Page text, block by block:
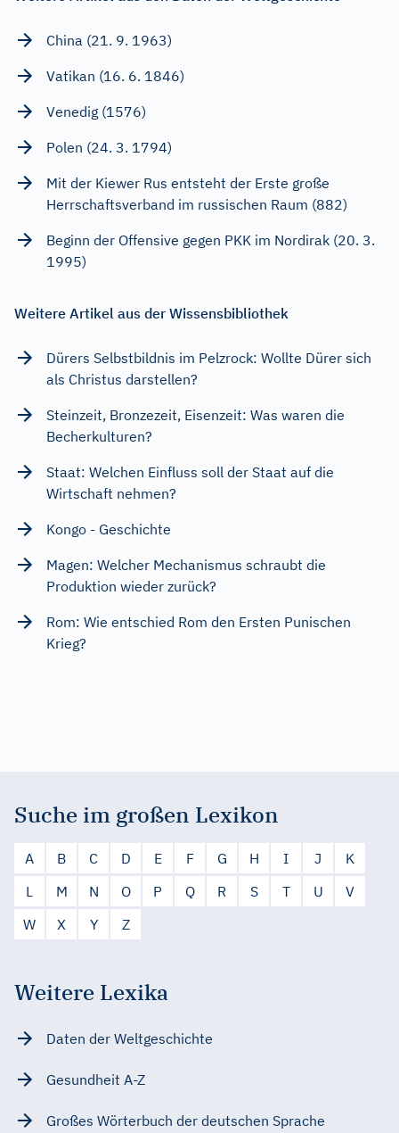
China (21. 9. 1963)
Vatikan (16. 6. 1846)
Venedig (1576)
Polen (24. 3. 1794)
Mit der Kiewer Rus entsteht der Erste große
Herrschaftsverband im russischen Raum (882)
Beginn der Offensive gegen PKK im Nordirak (20. 3.
1995)
Weitere Artikel aus der Wissensbibliothek
Dürers Selbstbildnis im Pelzrock: Wollte Dürer sich
als Christus darstellen?
Steinzeit, Bronzezeit, Eisenzeit: Was waren die
Becherkulturen?
Staat: Welchen Einfluss soll der Staat auf die
Wirtschaft nehmen?
Kongo - Geschichte
Magen: Welcher Mechanismus schraubt die
Produktion wieder zurück?
Rom: Wie entschied Rom den Ersten Punischen
Krieg?
Suche im großen Lexikon
A B C D E F G H I J
K
L
M N O P Q R S T U
V
W
X Y Z
Weitere Lexika
Daten der Weltgeschichte
Gesundheit A-Z
Großes Wörterbuch der deutschen Sprache